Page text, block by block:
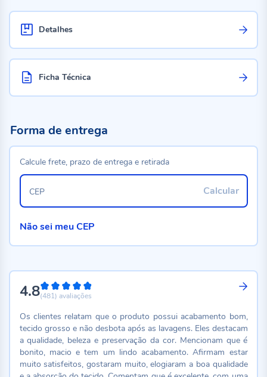
Detalhes
Ficha Técnica
4.896%
(481) avaliações
Os clientes relatam que o produto possui acabamento bom,
tecido grosso e não desbota após as lavagens. Eles destacam
a qualidade, beleza e preservação da cor. Mencionam que é
bonito, macio e tem um lindo acabamento. Afirmam estar
muito satisfeitos, gostaram muito, elogiaram a boa qualidade
Forma de entrega
Calcule frete, prazo de entrega e retirada
Calcular
CEP
Não sei meu CEP